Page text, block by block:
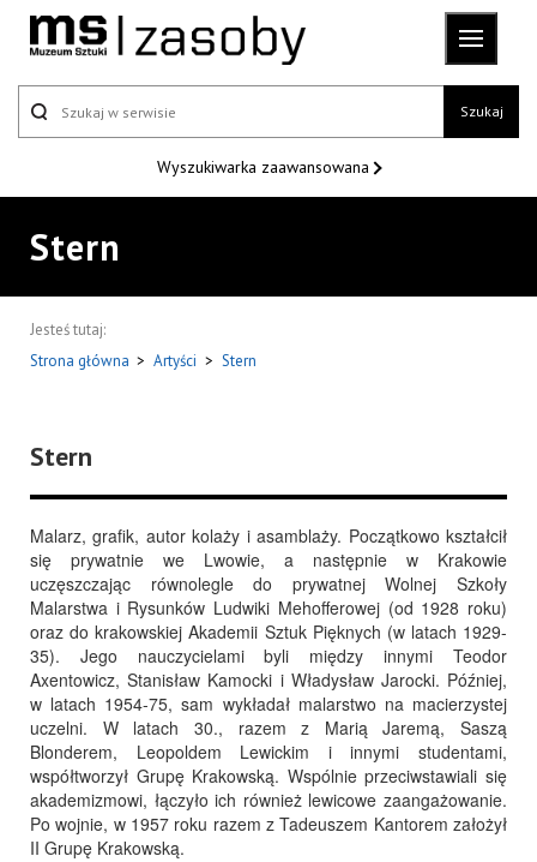
Szukaj
Wyszukiwarka zaawansowana
Stern
Jesteś tutaj:
Strona główna > Artyści > Stern
Stern
Malarz, grafik, autor kolaży i asamblaży. Początkowo kształcił
się prywatnie we Lwowie, a następnie w Krakowie
uczęszczając równolegle do prywatnej Wolnej Szkoły
Malarstwa i Rysunków Ludwiki Mehofferowej (od 1928 roku)
oraz do krakowskiej Akademii Sztuk Pięknych (w latach 1929-
35). Jego nauczycielami byli między innymi Teodor
Axentowicz, Stanisław Kamocki i Władysław Jarocki. Później,
w latach 1954-75, sam wykładał malarstwo na macierzystej
uczelni. W latach 30., razem z Marią Jaremą, Saszą
Blonderem, Leopoldem Lewickim i innymi studentami,
współtworzył Grupę Krakowską. Wspólnie przeciwstawiali się
akademizmowi, łączyło ich również lewicowe zaangażowanie.
Po wojnie, w 1957 roku razem z Tadeuszem Kantorem założył
II Grupę Krakowską.